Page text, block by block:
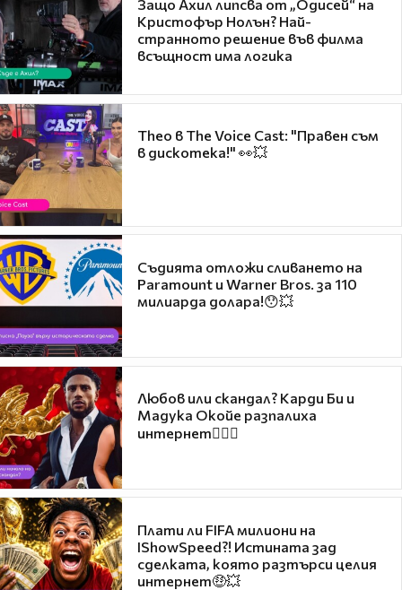
Защо Ахил липсва от „Одисей“ на
Кристофър Нолън? Най-
странното решение във филма
всъщност има логика
Theo в The Voice Cast: "Правен съм
в дискотека!" 👀💥
Съдията отложи сливането на
Paramount и Warner Bros. за 110
милиарда долара!😯💥
Любов или скандал? Карди Би и
Мадука Окойе разпалиха
интернет❤️‍🔥🔥
Плати ли FIFA милиони на
IShowSpeed?! Истината зад
сделката, която разтърси целия
интернет🤑💥